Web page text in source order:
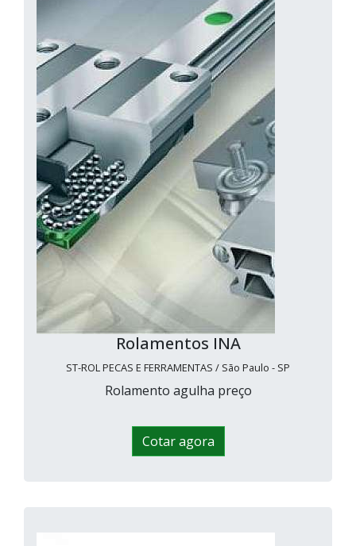
Rolamentos INA
ST-ROL PECAS E FERRAMENTAS / São Paulo - SP
Rolamento agulha preço
Cotar agora